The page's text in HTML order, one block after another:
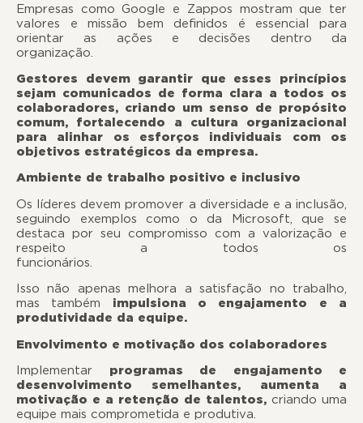
Empresas como Google e Zappos mostram que ter
valores e missão bem definidos é essencial para
orientar as ações e decisões dentro da
Gestores devem garantir que esses princípios
sejam comunicados de forma clara a todos os
colaboradores, criando um senso de propósito
comum, fortalecendo a cultura organizacional
para alinhar os esforços individuais com os
objetivos estratégicos da empresa.
Ambiente de trabalho positivo e inclusivo
Os líderes devem promover a diversidade e a inclusão,
seguindo exemplos como o da Microsoft, que se
destaca por seu compromisso com a valorização e
respeito a todos os
Isso não apenas melhora a satisfação no trabalho,
mas também impulsiona o engajamento e a
produtividade da equipe.
Envolvimento e motivação dos colaboradores
Implementar programas de engajamento e
desenvolvimento semelhantes, aumenta a
motivação e a retenção de talentos, criando uma
equipe mais comprometida e produtiva.